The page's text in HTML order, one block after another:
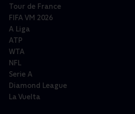
Tour de France
FIFA VM 2026
A Liga
ATP
WTA
NFL
Serie A
Diamond League
La Vuelta